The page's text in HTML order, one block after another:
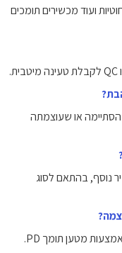
ועוד מכשירים תומכים
או שעוצמתה
נוסף, בהתאם לסוג